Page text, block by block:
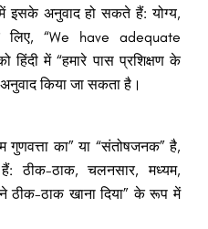
इसके अनुवाद हो सकते हैं: योग्य,
“We have adequate
में “हमारे पास प्रशिक्षण के
किया जा सकता है।
गुणवत्ता का” या “संतोषजनक” है,
ठीक-ठाक, चलनसार, मध्यम,
ठीक-ठाक खाना दिया” के रूप में